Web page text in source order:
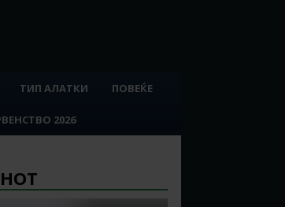
ТИП АЛАТКИ ПОВЕЌЕ
2026